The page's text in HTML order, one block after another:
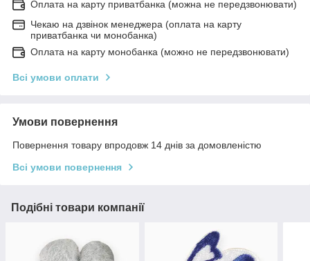
Оплата на карту приватбанка (можна не передзвонювати)
Чекаю на дзвінок менеджера (оплата на карту
приватбанка чи монобанка)
Оплата на карту монобанка (можно не передзвонювати)
Всі умови оплати
Умови повернення
Повернення товару впродовж 14 днів за домовленістю
Всі умови повернення
Подібні товари компанії